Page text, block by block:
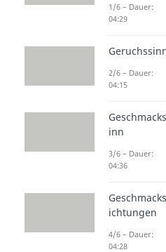
Gut zu
verbraucht
Körpers.
deines
1/6 – Dauer:
04:29
2/6 – Dauer:
04:15
inn
3/6 – Dauer:
04:36
ichtungen
4/6 – Dauer:
04:28